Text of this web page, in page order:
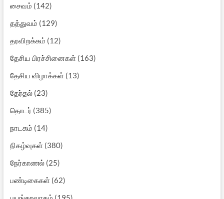
சைவம் (142)
தத்துவம் (129)
தரவிறக்கம் (12)
தேசிய பிரச்சினைகள்(163)
தேசிய விழாக்கள்(13)
தேர்தல்(23)
தொடர் (385)
நாடகம் (14)
நிகழ்வுகள்(380)
நேர்காணல்(25)
பண்டிகைகள்(62)